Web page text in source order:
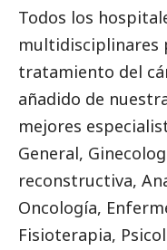
Todos los
multidisciplinares
tratamiento del
añadido de
mejores
General,
reconstructiva,
Oncología,
Fisioterapia,